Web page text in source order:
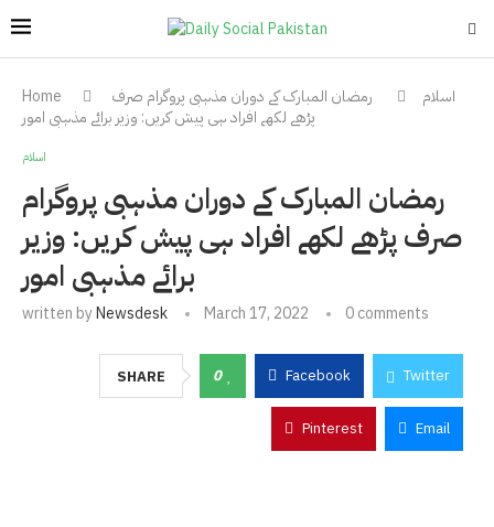
Home اسلام
رمضان المبارک کے دوران مذہبی پروگرام صرف
پڑھے لکھے افراد ہی پیش کریں: وزیر برائے مذہبی امور
اسلام
رمضان المبارک کے دوران مذہبی پروگرام
صرف پڑھے لکھے افراد ہی پیش کریں: وزیر
برائے مذہبی امور
written byNewsdesk March 17, 2022 0 comments
SHARE 0 Facebook Twitter
Pinterest Email